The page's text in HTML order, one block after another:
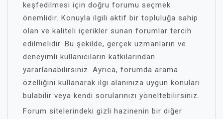
keşfedilmesi için doğru forumu seçmek
önemlidir. Konuyla ilgili aktif bir topluluğa sahip
olan ve kaliteli içerikler sunan forumlar tercih
edilmelidir. Bu şekilde, gerçek uzmanların ve
deneyimli kullanıcıların katkılarından
yararlanabilirsiniz. Ayrıca, forumda arama
özelliğini kullanarak ilgi alanınıza uygun konuları
bulabilir veya kendi sorularınızı yöneltebilirsiniz.
Forum sitelerindeki gizli hazinenin bir diğer